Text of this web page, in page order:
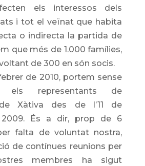
els interessos dels
i tot el veïnat que habita
o indirecta la partida de
que més de 1.000 famílies,
de 300 en són socis.
de 2010, portem sense
els representants de
de Xàtiva des de l’11 de
És a dir, prop de 6
falta de voluntat nostra,
de contínues reunions per
membres ha sigut